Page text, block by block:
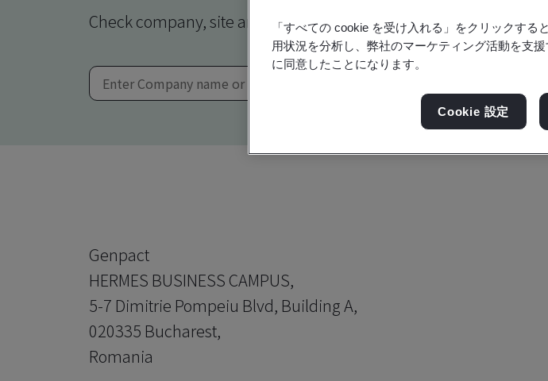
Check company, site and product certificates - Validation and
Genpact
HERMES BUSINESS CAMPUS,
5-7 Dimitrie Pompeiu Blvd, Building A,
020335 Bucharest,
Romania
「すべての cookie を受け入れる」をクリックす
用状況を分析し、弊社のマーケティング活動を支
に同意したことになります。
Cookie 設定